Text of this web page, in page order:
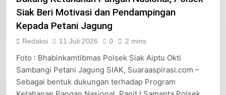
Dukung Ketahanan Pangan Nasional, Polsek
Siak Beri Motivasi dan Pendampingan
Kepada Petani Jagung
Foto : Bhabinkamtibmas Polsek Siak Aiptu Okti
Sambangi Petani Jagung SIAK, Suaraaspirasi.com –
Sebagai bentuk dukungan terhadap Program